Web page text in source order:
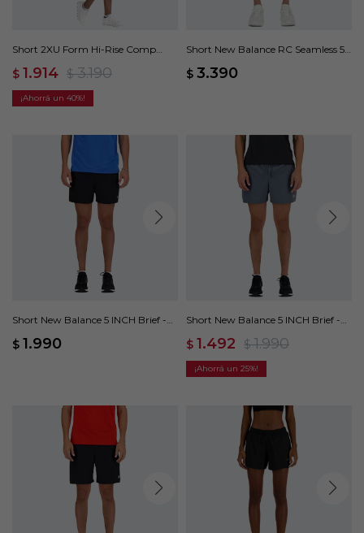
Short 2XU Form Hi-Rise Comp
$ 1.914 $ 3.190
40
Short New Balance RC Seamless 5
$ 3.390
Short New Balance 5 INCH Brief -
$ 1.990
Short New Balance 5 INCH Brief -
$ 1.492 $ 1.990
25